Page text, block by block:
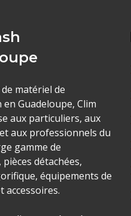
matériel de
Guadeloupe, Clim
aux particuliers, aux
aux professionnels du
gamme de
détachées,
équipements de
accessoires.